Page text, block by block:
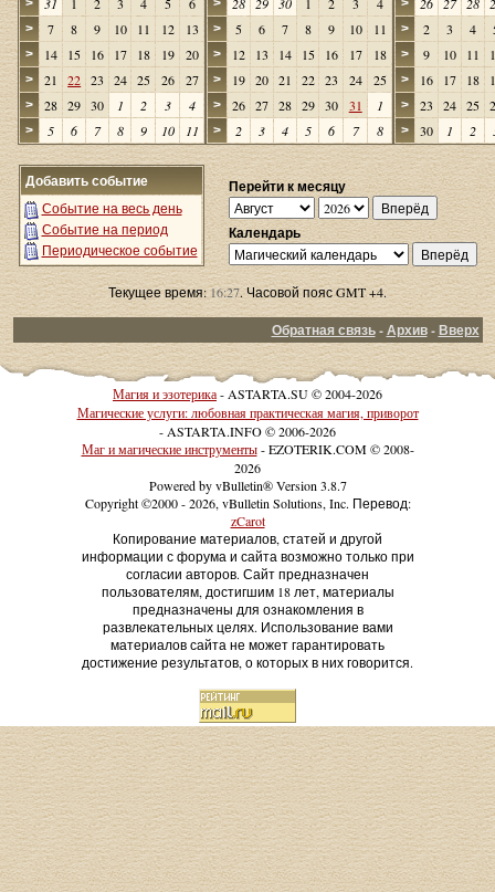
>
> 7 8 9 10 11 12 13
> 14 15 16 17 18 19 20
> 21 22 23 24 25 26 27
> 28 29 30 1 2 3 4
> 5 6 7 8 9 10 11
>
> 5 6 7 8 9 10 11
> 12 13 14 15 16 17 18
> 19 20 21 22 23 24 25
> 26 27 28 29 30 31 1
> 2 3 4 5 6 7 8
>
> 2 3 4
> 9 10 11
> 16 17 18
> 23 24 25
> 30 1 2
Добавить событие
Событие на весь день
Событие на период
Периодическое событие
Перейти к месяцу
Календарь
Текущее время:16:27. Часовой пояс GMT +4.
Обратная связь-Архив-Вверх
Магия и эзотерика- ASTARTA.SU © 2004-2026
Магические услуги: любовная практическая магия, приворот
- ASTARTA.INFO © 2006-2026
Маг и магические инструменты- EZOTERIK.COM © 2008-
2026
Powered by vBulletin® Version 3.8.7
Copyright ©2000 - 2026, vBulletin Solutions, Inc. Перевод:
zCarot
Копирование материалов, статей и другой
информации с форума и сайта возможно только при
согласии авторов. Сайт предназначен
пользователям, достигшим 18 лет, материалы
предназначены для ознакомления в
развлекательных целях. Использование вами
материалов сайта не может гарантировать
достижение результатов, о которых в них говорится.